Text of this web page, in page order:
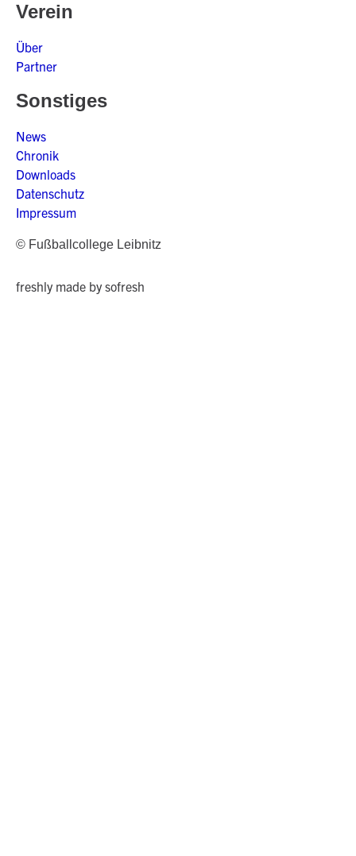
Verein
Über
Partner
Sonstiges
News
Chronik
Downloads
Datenschutz
Impressum
© Fußballcollege Leibnitz
freshly made by sofresh